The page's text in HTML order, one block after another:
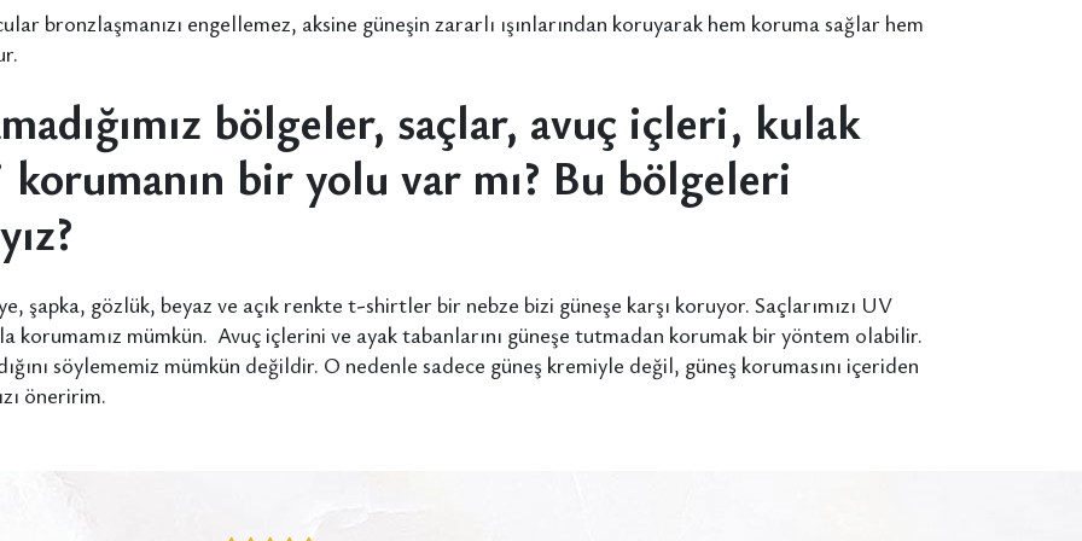
bronzlaşmanızı engellemez, aksine güneşin zararlı ışınlarından koruyarak hem koruma sağlar hem
bölgeler, saçlar, avuç içleri, kulak
bir yolu var mı? Bu bölgeleri
şapka, gözlük, beyaz ve açık renkte t-shirtler bir nebze bizi güneşe karşı koruyor. Saçlarımızı UV
korumamız mümkün. Avuç içlerini ve ayak tabanlarını güneşe tutmadan korumak bir yöntem olabilir.
söylememiz mümkün değildir. O nedenle sadece güneş kremiyle değil, güneş korumasını içeriden
öneririm.